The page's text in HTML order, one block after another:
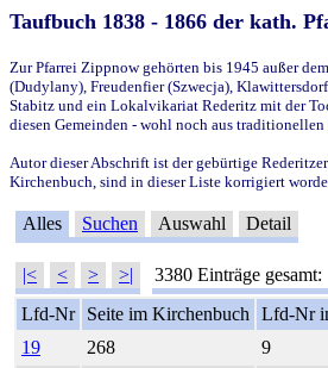
Taufbuch 1838 - 1866 der kath.
Zur Pfarrei Zippnow gehörten bis 1945 außer
(Dudylany), Freudenfier (Szwecja),
Stabitz und ein Lokalvikariat Rederitz mit der
diesen Gemeinden - wohl noch aus
Autor dieser Abschrift ist der gebürtige Rederitzer
Kirchenbuch, sind in dieser Liste korrigiert
Alles Suchen Auswahl Detail
|< < > >| 3380 Einträge gesamt:
Lfd-Nr
Seite im Kirchenbuch Lfd-Nr
19
268 9